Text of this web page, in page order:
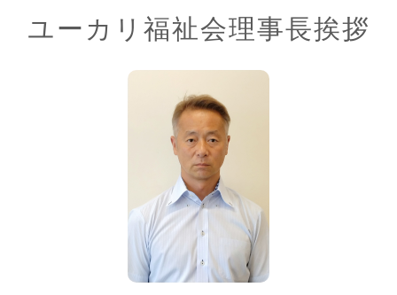
ユーカリ福祉会理事長挨拶